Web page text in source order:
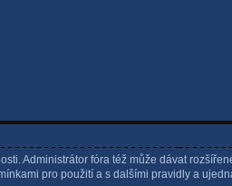
Administrátor fóra též může dávat
pro použití a s dalšími pravidly a